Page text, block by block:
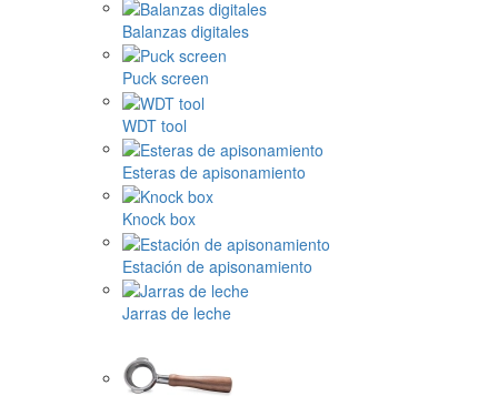
Balanzas digitales
Puck screen
WDT tool
Esteras de apisonamiento
Knock box
Estación de apisonamiento
Jarras de leche